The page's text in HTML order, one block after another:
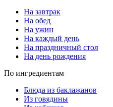
На завтрак
На обед
На ужин
На каждый день
На праздничный стол
На день рождения
По ингредиентам
Блюда из баклажанов
Из говядины